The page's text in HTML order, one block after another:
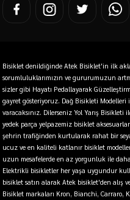
Bisiklet denildiğinde Atek Bisiklet'in ilk
sorumluluklarımızın ve gururumuzun
sizler gibi Hayatı Pedallayarak
gayret gösteriyoruz. Dağ Bisikleti
varacaksınız. Dilerseniz Yol Yarış
yedek parça yelpazemiz bisiklet
şehrin trafiğinden kurtularak rahat bir
ucuz ve en kaliteli katlanır bisiklet
uzun mesafelerde en az yorgunluk ile
Elektrikli bisikletler her yaşa uygundur
bisiklet satın alarak Atek bisiklet'den alış
Bisiklet markaları Kron, Bianchi, Carraro,